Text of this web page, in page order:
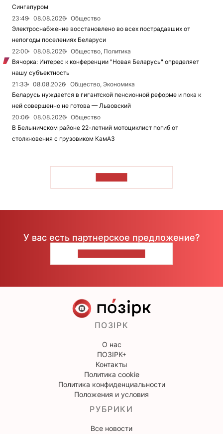
Сингапуром
23:49
08.08.2026
Общество
Электроснабжение восстановлено во всех пострадавших от
непогоды поселениях Беларуси
22:00
08.08.2026
Общество, Политика
Вячорка: Интерес к конференции "Новая Беларусь" определяет
нашу субъектность
21:33
08.08.2026
Общество, Экономика
Беларусь нуждается в гигантской пенсионной реформе и пока к
ней совершенно не готова — Львовский
20:06
08.08.2026
Общество
В Белыничском районе 22-летний мотоциклист погиб от
столкновения с грузовиком КамАЗ
У вас есть партнерское предложение?
ПОЗІРК
О нас
ПОЗІРК+
Контакты
Политика cookie
Политика конфиденциальности
Положения и условия
РУБРИКИ
Все новости